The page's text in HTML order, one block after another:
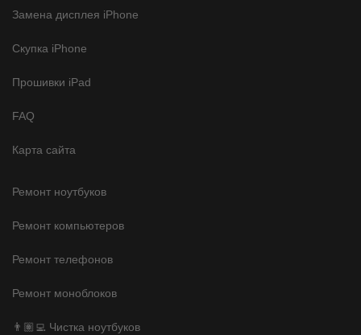
Замена дисплея iPhone
Скупка iPhone
Прошивки iPad
FAQ
Карта сайта
Ремонт ноутбуков
Ремонт компьютеров
Ремонт телефонов
Ремонт моноблоков
👨🏽‍💻 Чистка ноутбуков